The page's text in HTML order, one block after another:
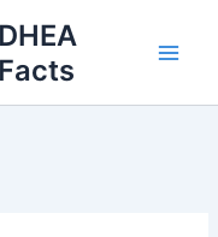
DHEA
Facts